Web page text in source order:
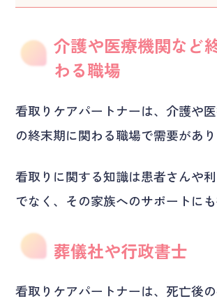
介護や医療機関など
わる職場
看取りケアパートナーは、介護や
の終末期に関わる職場で需要があり
看取りに関する知識は患者さんや
でなく、その家族へのサポートにも
葬儀社や行政書士
看取りケアパートナーは、死亡後